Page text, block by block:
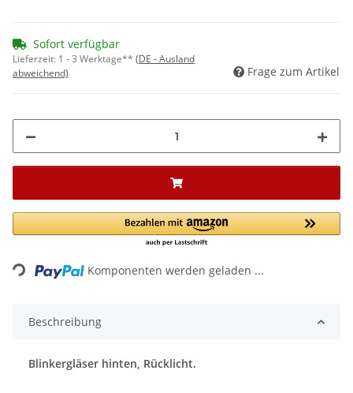
Sofort verfügbar
Lieferzeit: 1 - 3 Werktage** (DE - Ausland
abweichend)
Frage zum Artikel
Loading... Komponenten werden geladen ...
Beschreibung
Blinkergläser hinten, Rücklicht.